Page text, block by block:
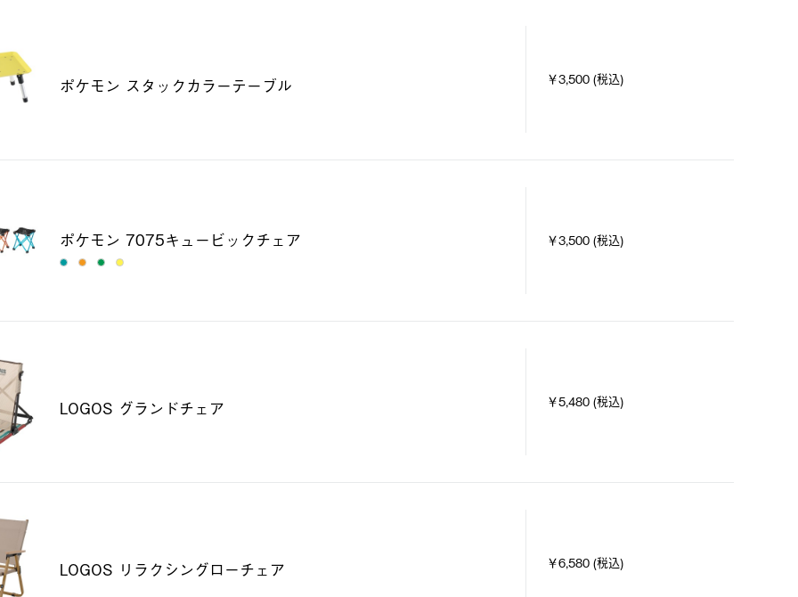
ポケモン スタックカラーテーブル ￥3,500 (税込)
ポケモン 7075キュービックチェア ￥3,500 (税込)
LOGOS グランドチェア ￥5,480 (税込)
LOGOS リラクシングローチェア ￥6,580 (税込)